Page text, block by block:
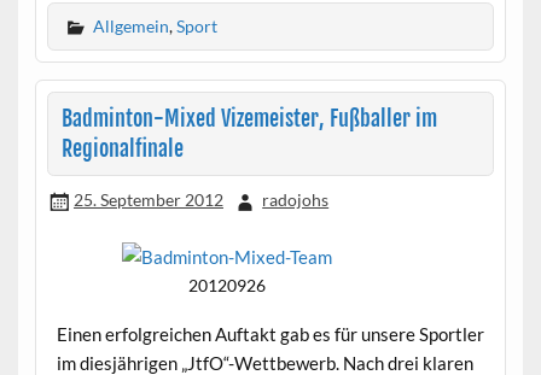
Allgemein,Sport
Badminton-Mixed Vizemeister, Fußballer im
Regionalfinale
25. September 2012 radojohs
20120926
Einen erfolgreichen Auftakt gab es für unsere Sportler
im diesjährigen „JtfO“-Wettbewerb. Nach drei klaren